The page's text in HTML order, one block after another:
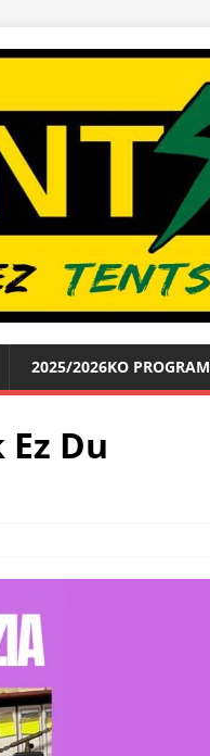
2025/2026KO
Du